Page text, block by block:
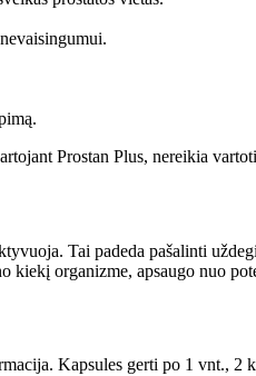
Prostan Plus, nereikia
Tai padeda pašalinti
kiekį organizme, apsaugo nuo
Kapsules gerti po 1 vnt.,